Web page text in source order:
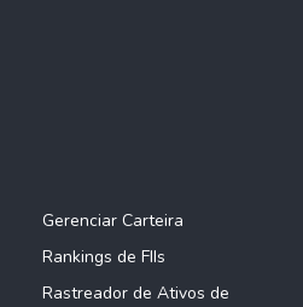
Gerenciar Carteira
Rankings de FIIs
Rastreador de Ativos de